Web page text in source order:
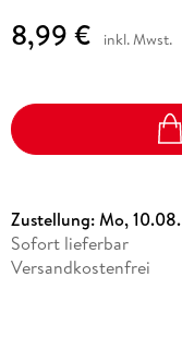
8,99 € inkl. Mwst.
Zustellung:Mo,
Sofort lieferbar
Versandkostenfrei